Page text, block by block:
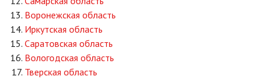
Воронежская область
Иркутская область
Саратовская область
Вологодская область
Тверская область